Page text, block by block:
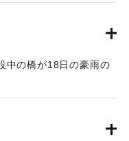
中の橋が18日の豪雨の
拒んでいる。
刊4面】